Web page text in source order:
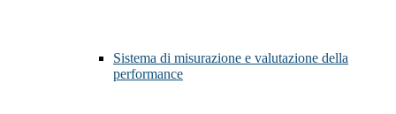
Sistema di misurazione e valutazione della
performance